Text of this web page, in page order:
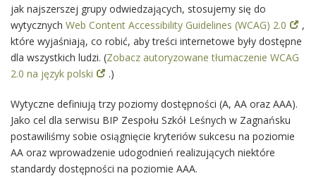
jak najszerszej grupy odwiedzających, stosujemy się do
wytycznych Web Content Accessibility Guidelines (WCAG) 2.0
,
które wyjaśniają, co robić, aby treści internetowe były dostępne
dla wszystkich ludzi. (Zobacz autoryzowane tłumaczenie WCAG
2.0 na język polski
.)
Wytyczne definiują trzy poziomy dostępności (A, AA oraz AAA).
Jako cel dla serwisu BIP Zespołu Szkół Leśnych w Zagnańsku
postawiliśmy sobie osiągnięcie kryteriów sukcesu na poziomie
AA oraz wprowadzenie udogodnień realizujących niektóre
standardy dostępności na poziomie AAA.